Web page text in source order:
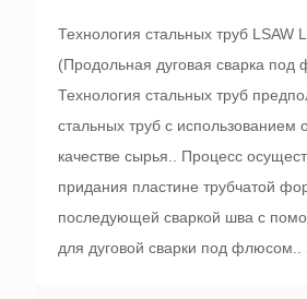
Технология стальных труб LSAW
(Продольная дуговая сварка
Технология стальных труб
стальных труб с использованием
качестве сырья.. Процесс
придания пластине трубчатой
последующей сваркой шва с
для дуговой сварки под флюсом..